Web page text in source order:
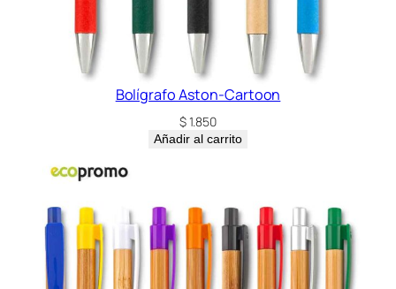
Bolígrafo Aston-Cartoon
$1.850
Añadir al carrito